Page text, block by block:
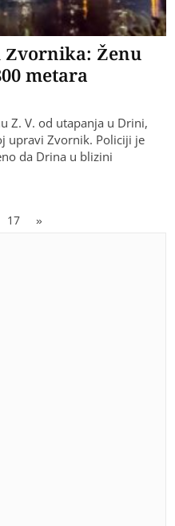
Ženu
metara
Z. V. od utapanja u Drini,
upravi Zvornik. Policiji je
da Drina u blizini
17 »